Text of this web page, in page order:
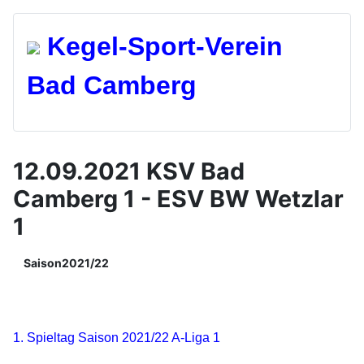
Kegel-Sport-Verein
Bad Camberg
12.09.2021 KSV Bad
Camberg 1 - ESV BW Wetzlar
1
Saison2021/22
1. Spieltag Saison 2021/22 A-Liga 1